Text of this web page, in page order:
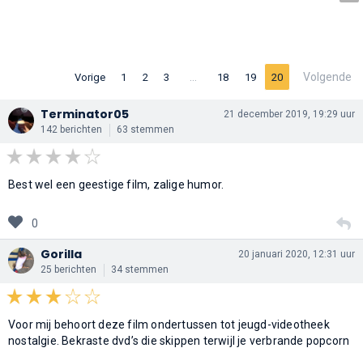
Vorige 1 2 3 18 19 20 Volgende
Terminator05
142 berichten 63 stemmen
21 december 2019, 19:29 uur
Best wel een geestige film, zalige humor.
0
Gorilla
25 berichten 34 stemmen
20 januari 2020, 12:31 uur
Voor mij behoort deze film ondertussen tot jeugd-videotheek
nostalgie. Bekraste dvd’s die skippen terwijl je verbrande popcorn